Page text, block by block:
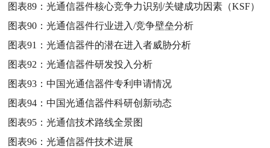
图表89：光通信器件核心竞争力识别/关键成功因素（KSF）
图表90：光通信器件行业进入/竞争壁垒分析
图表91：光通信器件的潜在进入者威胁分析
图表92：光通信器件研发投入分析
图表93：中国光通信器件专利申请情况
图表94：中国光通信器件科研创新动态
图表95：光通信技术路线全景图
图表96：光通信器件技术进展